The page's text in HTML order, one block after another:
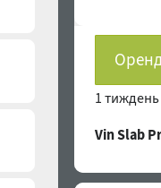
1
Vin Slab